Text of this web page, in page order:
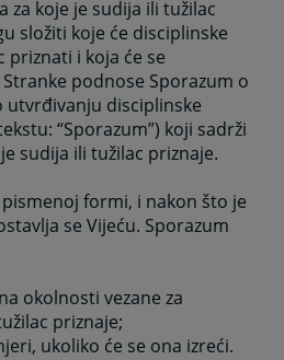
za koje je sudija ili tužilac
složiti koje će disciplinske
priznati i koja će se
podnose Sporazum o
utvrđivanju disciplinske
“Sporazum”) koji sadrži
sudija ili tužilac priznaje.
formi, i nakon što je
se Vijeću. Sporazum
okolnosti vezane za
priznaje;
ukoliko će se ona izreći.